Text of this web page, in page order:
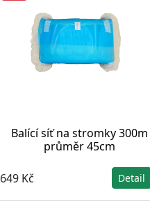
Balící síť na stromky 300m
průměr 45cm
649 Kč Detail